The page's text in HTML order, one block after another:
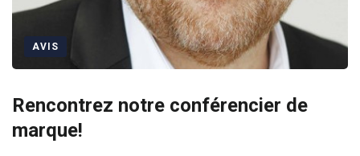
AVIS
Rencontrez notre conférencier de
marque!